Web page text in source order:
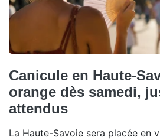
Canicule en Haute-
orange dès samedi,
attendus
La Haute-Savoie sera placée en